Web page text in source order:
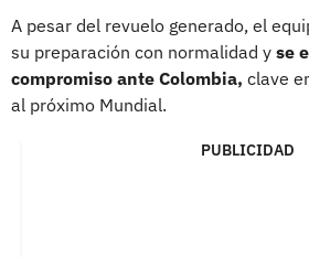
A pesar del revuelo generado, el
su preparación con normalidad y se
compromiso ante Colombia, clave
al próximo Mundial.
PUBLICIDAD